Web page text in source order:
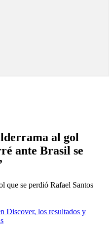
al gol
ante Brasil se
que se perdió Rafael Santos
Discover, los resultados y